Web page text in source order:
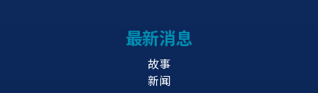
最新消息
故事
新闻